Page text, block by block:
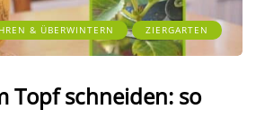
& ÜBERWINTERN ZIERGARTEN
Topf schneiden: so